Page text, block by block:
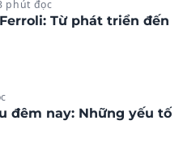
phút đọc
Từ phát triển đến
đêm nay: Những yếu tố